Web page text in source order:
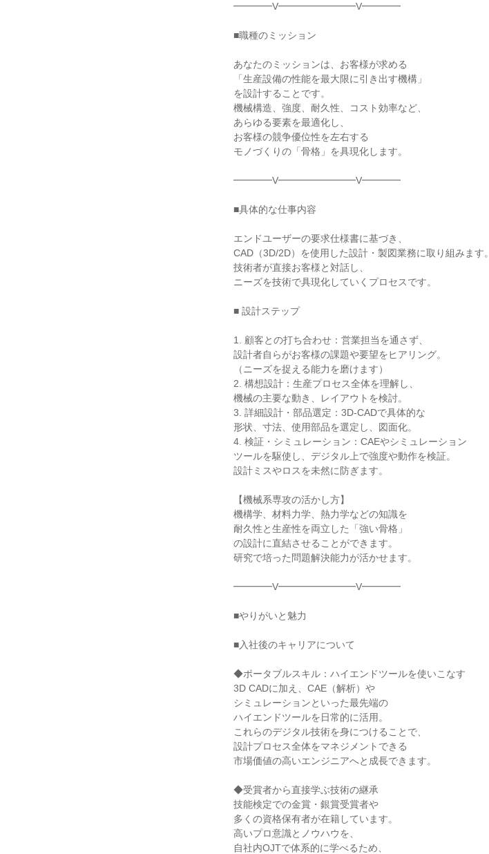
━━━━V━━━━━━━━V━━━━
■職種のミッション
あなたのミッションは、お客様が求める
「生産設備の性能を最大限に引き出す機構」
を設計することです。
機械構造、強度、耐久性、コスト効率など、
あらゆる要素を最適化し、
お客様の競争優位性を左右する
モノづくりの「骨格」を具現化します。
━━━━V━━━━━━━━V━━━━
■具体的な仕事内容
エンドユーザーの要求仕様書に基づき、
CAD（3D/2D）を使用した設計・製図業務に取り組みます。
技術者が直接お客様と対話し、
ニーズを技術で具現化していくプロセスです。
■ 設計ステップ
1. 顧客との打ち合わせ：営業担当を通さず、
設計者自らがお客様の課題や要望をヒアリング。
（ニーズを捉える能力を磨けます）
2. 構想設計：生産プロセス全体を理解し、
機械の主要な動き、レイアウトを検討。
3. 詳細設計・部品選定：3D-CADで具体的な
形状、寸法、使用部品を選定し、図面化。
4. 検証・シミュレーション：CAEやシミュレーション
ツールを駆使し、デジタル上で強度や動作を検証。
設計ミスやロスを未然に防ぎます。
【機械系専攻の活かし方】
機構学、材料力学、熱力学などの知識を
耐久性と生産性を両立した「強い骨格」
の設計に直結させることができます。
研究で培った問題解決能力が活かせます。
━━━━V━━━━━━━━V━━━━
■やりがいと魅力
■入社後のキャリアについて
◆ポータブルスキル：ハイエンドツールを使いこなす
3D CADに加え、CAE（解析）や
シミュレーションといった最先端の
ハイエンドツールを日常的に活用。
これらのデジタル技術を身につけることで、
設計プロセス全体をマネジメントできる
市場価値の高いエンジニアへと成長できます。
◆受賞者から直接学ぶ技術の継承
技能検定での金賞・銀賞受賞者や
多くの資格保有者が在籍しています。
高いプロ意識とノウハウを、
自社内OJTで体系的に学べるため、